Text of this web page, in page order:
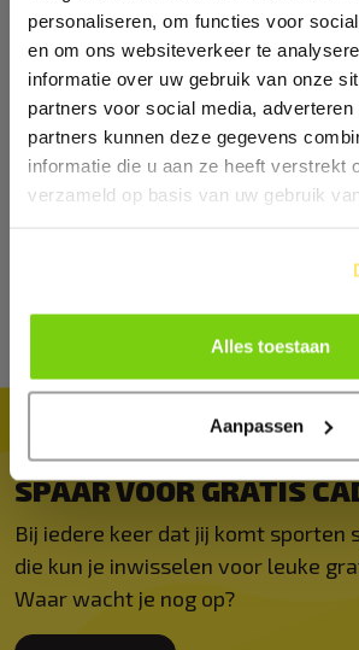
personaliseren, om functies voor
en om ons websiteverkeer te
informatie over uw gebruik van onze
partners voor social media,
partners kunnen deze gegevens
informatie die u aan ze heeft verstrekt
verzameld op basis van uw gebruik
Alles toestaan
Aanpassen
SPAAR VOOR GRATIS
Bij iedere keer dat jij komt sporten
die kun je inwisselen voor leuke
Waar wacht je nog op?